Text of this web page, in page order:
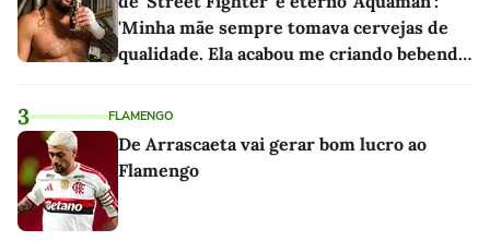
'Minha mãe sempre tomava cervejas de
qualidade. Ela acabou me criando bebendo
3 FLAMENGO
De Arrascaeta vai gerar bom lucro ao
Flamengo